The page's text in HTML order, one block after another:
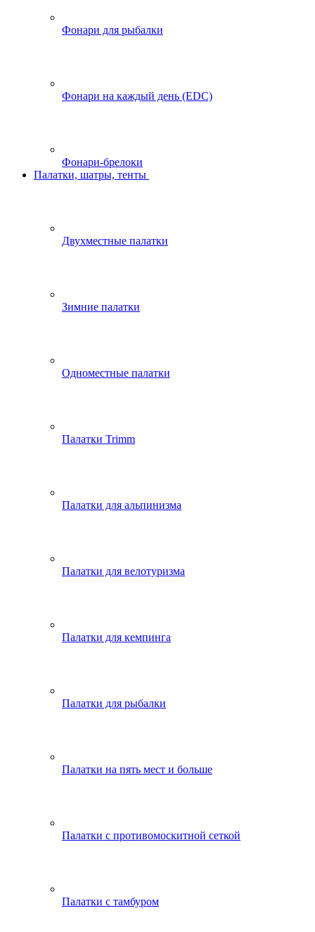
Фонари для рыбалки
Фонари на каждый день (EDC)
Фонари-брелоки
Палатки, шатры, тенты
Двухместные палатки
Зимние палатки
Одноместные палатки
Палатки Trimm
Палатки для альпинизма
Палатки для велотуризма
Палатки для кемпинга
Палатки для рыбалки
Палатки на пять мест и больше
Палатки с противомоскитной сеткой
Палатки с тамбуром